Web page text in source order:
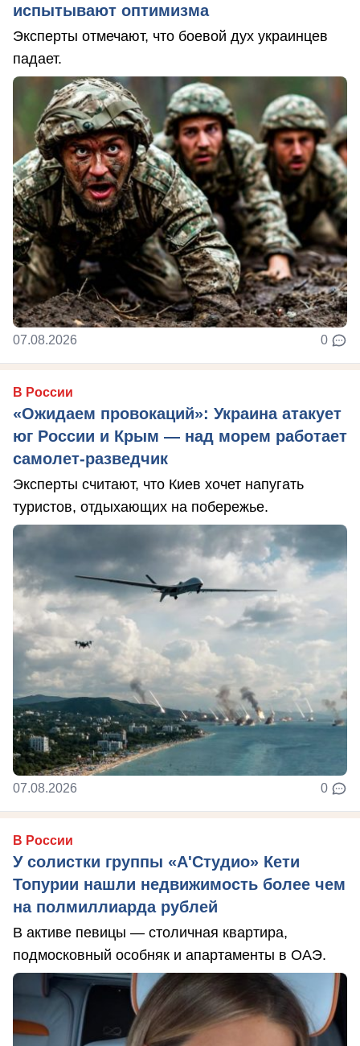
испытывают оптимизма
Эксперты отмечают, что боевой дух украинцев
падает.
07.08.2026 0
В России
«Ожидаем провокаций»: Украина атакует
юг России и Крым — над морем работает
самолет-разведчик
Эксперты считают, что Киев хочет напугать
туристов, отдыхающих на побережье.
07.08.2026 0
В России
У солистки группы «А'Студио» Кети
Топурии нашли недвижимость более чем
на полмиллиарда рублей
В активе певицы — столичная квартира,
подмосковный особняк и апартаменты в ОАЭ.